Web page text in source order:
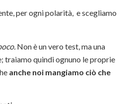
per ogni polarità, e scegliamo
Non è un vero test, ma una
traiamo quindi ognuno le proprie
anche noi mangiamo ciò che